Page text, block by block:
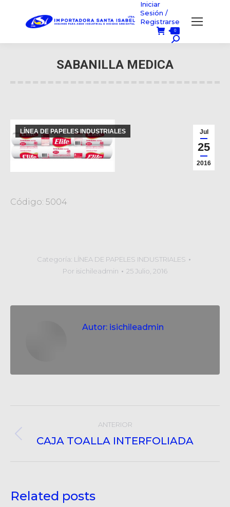
Iniciar
Sesión /
Registrarse
0
Búsqueda:
SABANILLA MEDICA
Jul
25
2016
LÍNEA DE PAPELES INDUSTRIALES
Código: 5004
Categoría: LÍNEA DE PAPELES INDUSTRIALES
Por isichileadmin 25 Julio, 2016
Autor: isichileadmin
navigation
ANTERIOR
Post
CAJA TOALLA INTERFOLIADA
Related posts